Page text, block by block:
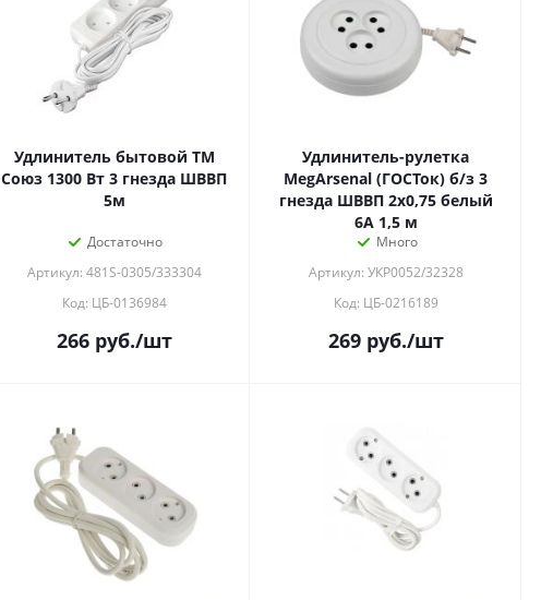
Удлинитель бытовой ТМ
Союз 1300 Вт 3 гнезда ШВВП
5м
Достаточно
Артикул: 481S-0305/333304
Код: ЦБ-0136984
266руб./шт
Удлинитель-рулетка
MegArsenal (ГОСТок) б/з 3
гнезда ШВВП 2х0,75 белый
6А 1,5 м
Много
Артикул: УКР0052/32328
Код: ЦБ-0216189
269руб./шт